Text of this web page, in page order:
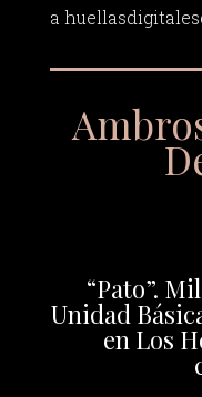
a
“Pato”.
Unidad
en Los